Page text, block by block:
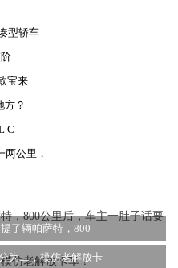
型轿车
宝来
方？
C
公里，
了辆帕萨特，800
为二，模仿老解放卡